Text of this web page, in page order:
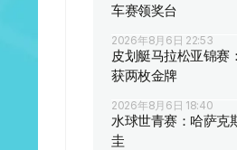
车赛领奖台
2026年8月6日 22:53
皮划艇马拉松亚锦赛
获两枚金牌
2026年8月6日 18:40
水球世青赛：哈萨克
圭